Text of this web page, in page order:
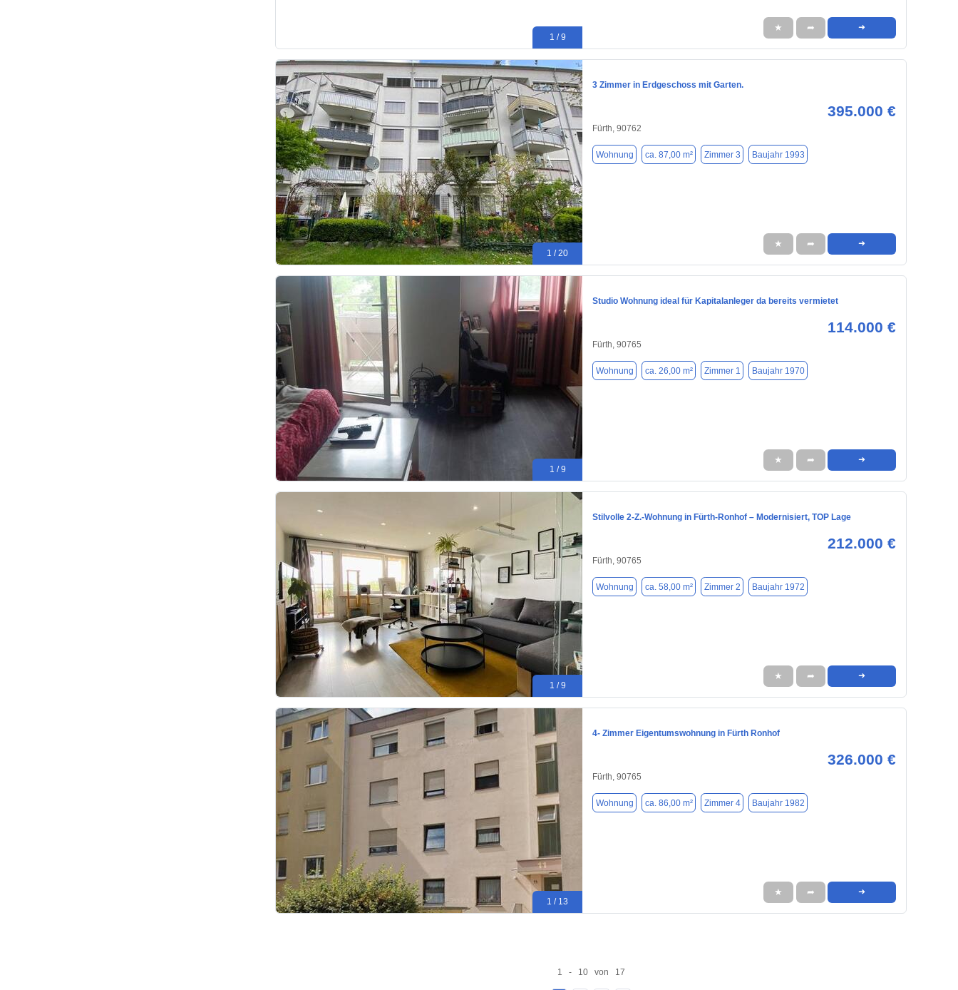
1 / 9
★ ➦ ➜
1 / 20
3 Zimmer in Erdgeschoss mit Garten.
395.000 €
Fürth, 90762
Wohnung ca. 87,00 m² Zimmer 3 Baujahr 1993
★ ➦ ➜
1 / 9
Studio Wohnung ideal für Kapitalanleger da bereits vermietet
114.000 €
Fürth, 90765
Wohnung ca. 26,00 m² Zimmer 1 Baujahr 1970
★ ➦ ➜
1 / 9
Stilvolle 2-Z.-Wohnung in Fürth-Ronhof – Modernisiert, TOP Lage
212.000 €
Fürth, 90765
Wohnung ca. 58,00 m² Zimmer 2 Baujahr 1972
★ ➦ ➜
1 / 13
4- Zimmer Eigentumswohnung in Fürth Ronhof
326.000 €
Fürth, 90765
Wohnung ca. 86,00 m² Zimmer 4 Baujahr 1982
★ ➦ ➜
1 - 10 von 17